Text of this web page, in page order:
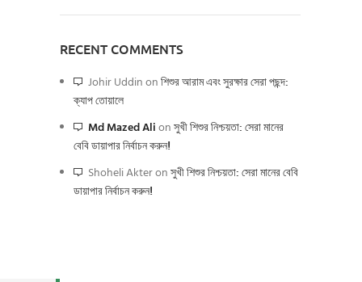
RECENT COMMENTS
Johir Uddinon শিশুর আরাম এবং সুরক্ষার সেরা পছন্দ:
ক্যাপ তোয়ালে
Md Mazed Alion সুখী শিশুর নিশ্চয়তা: সেরা মানের
বেবি ডায়াপার নির্বাচন করুন!
Shoheli Akteron সুখী শিশুর নিশ্চয়তা: সেরা মানের বেবি
ডায়াপার নির্বাচন করুন!